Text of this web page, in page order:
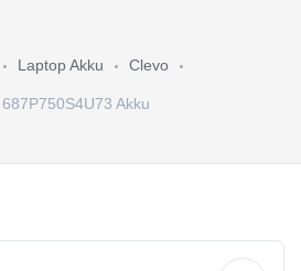
Laptop Akku Clevo
Akku